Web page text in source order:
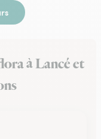
à Lancé et